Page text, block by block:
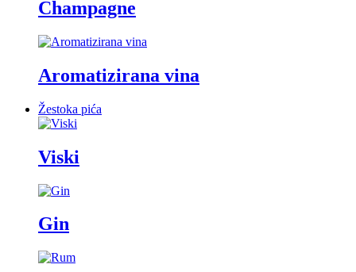
Champagne
Aromatizirana vina
Žestoka pića
Viski
Gin